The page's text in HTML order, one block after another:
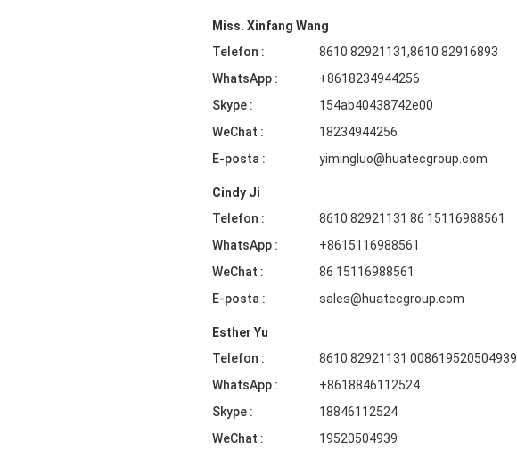
Miss. Xinfang Wang
Telefon :
8610 82921131,8610 82916893
WhatsApp :
+8618234944256
Skype :
154ab40438742e00
WeChat :
18234944256
E-posta :
yimingluo@huatecgroup.com
Cindy Ji
Telefon :
8610 82921131 86 15116988561
WhatsApp :
+8615116988561
WeChat :
86 15116988561
E-posta :
sales@huatecgroup.com
Esther Yu
Telefon :
8610 82921131 008619520504939
WhatsApp :
+8618846112524
Skype :
18846112524
WeChat :
19520504939